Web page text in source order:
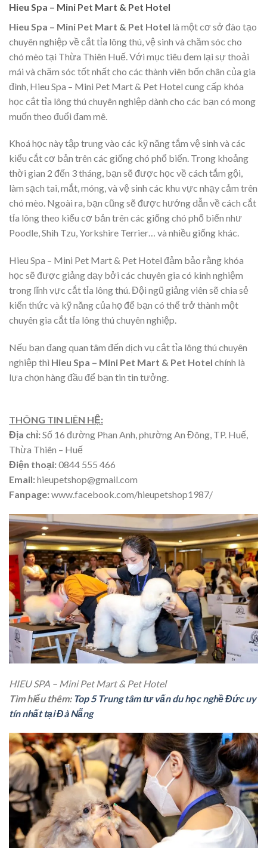
Hieu Spa – Mini Pet Mart & Pet Hotel
Hieu Spa – Mini Pet Mart & Pet Hotel là một cơ sở đào tạo
chuyên nghiệp về cắt tỉa lông thú, vệ sinh và chăm sóc cho
chó mèo tại Thừa Thiên Huế. Với mục tiêu đem lại sự thoải
mái và chăm sóc tốt nhất cho các thành viên bốn chân của gia
đình, Hieu Spa – Mini Pet Mart & Pet Hotel cung cấp khóa
học cắt tỉa lông thú chuyên nghiệp dành cho các bạn có mong
muốn theo đuổi đam mê.
Khoá học này tập trung vào các kỹ năng tắm vệ sinh và các
kiểu cắt cơ bản trên các giống chó phổ biến. Trong khoảng
thời gian 2 đến 3 tháng, bạn sẽ được học về cách tắm gội,
làm sạch tai, mắt, móng, và vệ sinh các khu vực nhạy cảm trên
chó mèo. Ngoài ra, bạn cũng sẽ được hướng dẫn về cách cắt
tỉa lông theo kiểu cơ bản trên các giống chó phổ biến như
Poodle, Shih Tzu, Yorkshire Terrier… và nhiều giống khác.
Hieu Spa – Mini Pet Mart & Pet Hotel đảm bảo rằng khóa
học sẽ được giảng dạy bởi các chuyên gia có kinh nghiệm
trong lĩnh vực cắt tỉa lông thú. Đội ngũ giảng viên sẽ chia sẻ
kiến thức và kỹ năng của họ để bạn có thể trở thành một
chuyên gia cắt tỉa lông thú chuyên nghiệp.
Nếu bạn đang quan tâm đến dịch vụ cắt tỉa lông thú chuyên
nghiệp thì Hieu Spa – Mini Pet Mart & Pet Hotel chính là
lựa chọn hàng đầu để bạn tin tin tưởng.
THÔNG TIN LIÊN HỆ:
Địa chỉ:Số 16 đường Phan Anh, phường An Đông, TP. Huế,
Thừa Thiên – Huế
Điện thoại:0844 555 466
Email:hieupetshop@gmail.com
Fanpage:www.facebook.com/hieupetshop1987/
HIEU SPA – Mini Pet Mart & Pet Hotel
Tìm hiểu thêm: Top 5 Trung tâm tư vấn du học nghề Đức uy
tín nhất tại Đà Nẵng